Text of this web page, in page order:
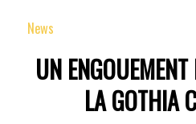
News
UN
LA GOTHIA